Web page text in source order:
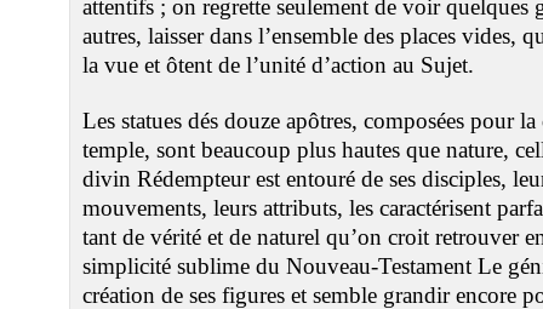
attentifs ; on regrette seulement de voir quelques
autres, laisser dans l’ensemble des places vides,
la vue et ôtent de l’unité d’action au Sujet.
Les statues dés douze apôtres, composées pour
temple, sont beaucoup plus hautes que nature,
divin Rédempteur est entouré de ses disciples,
mouvements, leurs attributs, les caractérisent
tant de vérité et de naturel qu’on croit retrouver
simplicité sublime du Nouveau-Testament Le
création de ses figures et semble grandir encore